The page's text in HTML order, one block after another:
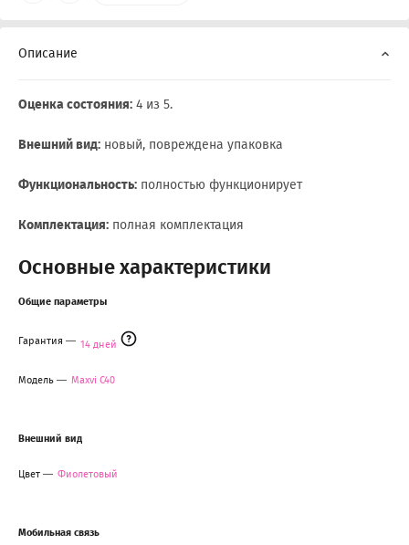
Описание
Оценка состояния: 4 из 5.
Внешний вид: новый, повреждена упаковка
Функциональность: полностью функционирует
Комплектация: полная комплектация
Основные характеристики
Общие параметры
Гарантия 14 дней
Модель Maxvi C40
Внешний вид
Цвет Фиолетовый
Мобильная связь